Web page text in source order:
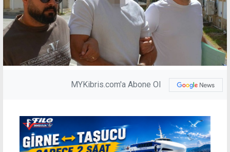
MYKibris.com'a Abone Ol